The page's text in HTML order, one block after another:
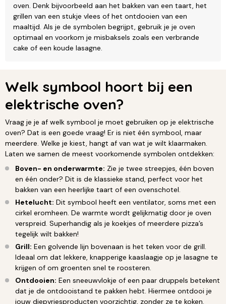
oven. Denk bijvoorbeeld aan het bakken van een taart, het
grillen van een stukje vlees of het ontdooien van een
maaltijd. Als je de symbolen begrijpt, gebruik je je oven
optimaal en voorkom je misbaksels zoals een verbrande
cake of een koude lasagne.
Welk symbool hoort bij een
elektrische oven?
Vraag je je af welk symbool je moet gebruiken op je elektrische
oven? Dat is een goede vraag! Er is niet één symbool, maar
meerdere. Welke je kiest, hangt af van wat je wilt klaarmaken.
Laten we samen de meest voorkomende symbolen ontdekken:
Boven- en onderwarmte: Zie je twee streepjes, één boven
en één onder? Dit is de klassieke stand, perfect voor het
bakken van een heerlijke taart of een ovenschotel.
Hetelucht: Dit symbool heeft een ventilator, soms met een
cirkel eromheen. De warmte wordt gelijkmatig door je oven
verspreid. Superhandig als je koekjes of meerdere pizza’s
tegelijk wilt bakken!
Grill: Een golvende lijn bovenaan is het teken voor de grill.
Ideaal om dat lekkere, knapperige kaaslaagje op je lasagne te
krijgen of om groenten snel te roosteren.
Ontdooien: Een sneeuwvlokje of een paar druppels betekent
dat je de ontdooistand te pakken hebt. Hiermee ontdooi je
jouw diepvriesproducten voorzichtig, zonder ze te koken.